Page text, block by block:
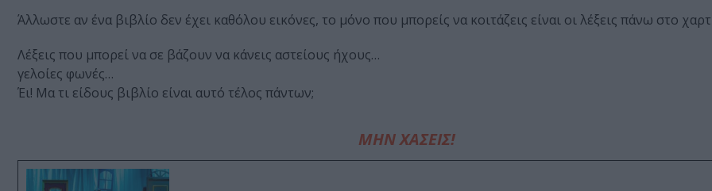
Άλλωστε αν ένα βιβλίο δεν έχει καθόλου εικόνες, το μόνο που μπορείς να κοιτάζεις είναι οι λέξεις πάνω στο
Λέξεις που μπορεί να σε βάζουν να κάνεις αστείους ήχους…
γελοίες φωνές…
Έι! Μα τι είδους βιβλίο είναι αυτό τέλος πάντων;
ΜΗΝ ΧΑΣΕΙΣ!